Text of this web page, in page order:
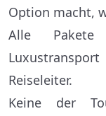
Option macht,
Alle Pakete
Reiseleiter.
Keine der